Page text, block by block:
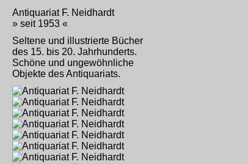
Antiquariat F. Neidhardt
» seit 1953 «
Seltene und illustrierte Bücher
des 15. bis 20. Jahrhunderts.
Schöne und ungewöhnliche
Objekte des Antiquariats.